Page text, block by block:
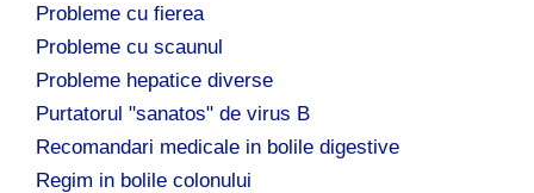
Probleme cu fierea
Probleme cu scaunul
Probleme hepatice diverse
Purtatorul "sanatos" de virus B
Recomandari medicale in bolile digestive
Regim in bolile colonului